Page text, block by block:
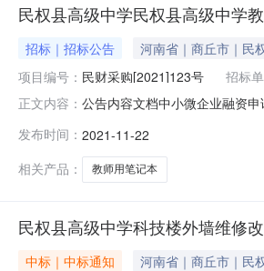
民权县高级中学民权县高级中学
招标｜招标公告 河南省｜商丘市｜民
项目编号： 民财采购[2021]123号 招标
正文内容： 公告内容文档中小微企业融资
目3、采购方式：公开招标4、
发布时间： 2021-11-22
相关产品：
教师用笔记本
民权县高级中学科技楼外墙维修
中标｜中标通知
河南省｜商丘市｜民